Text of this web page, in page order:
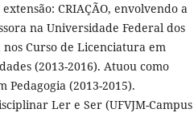
CRIAÇÃO, envolvendo a
na Universidade Federal dos
Curso de Licenciatura em
(2013-2016). Atuou como
(2013-2015).
Ler e Ser (UFVJM-Campus